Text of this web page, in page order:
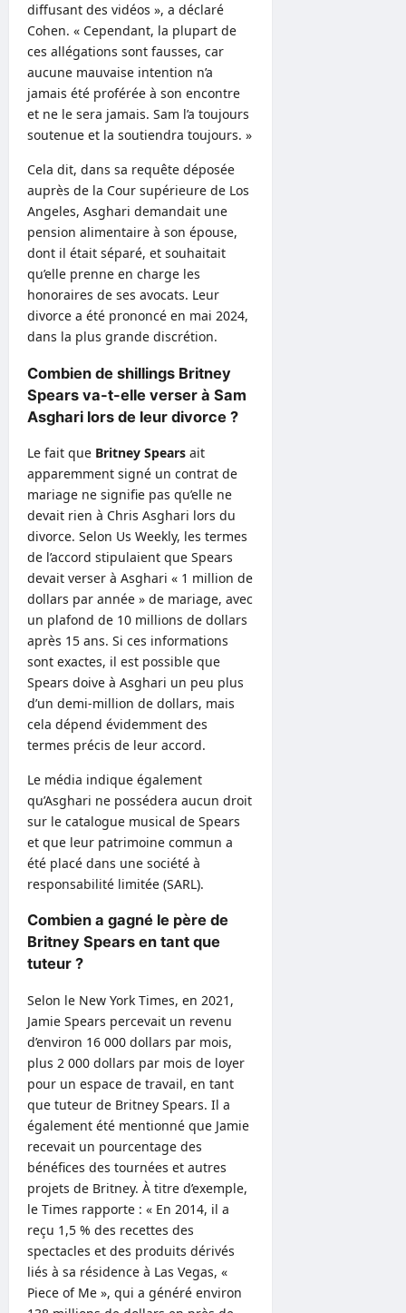
diffusant des vidéos », a déclaré
Cohen. « Cependant, la plupart de
ces allégations sont fausses, car
aucune mauvaise intention n’a
jamais été proférée à son encontre
et ne le sera jamais. Sam l’a toujours
soutenue et la soutiendra toujours. »
Cela dit, dans sa requête déposée
auprès de la Cour supérieure de Los
Angeles, Asghari demandait une
pension alimentaire à son épouse,
dont il était séparé, et souhaitait
qu’elle prenne en charge les
honoraires de ses avocats. Leur
divorce a été prononcé en mai 2024,
dans la plus grande discrétion.
Combien de shillings Britney
Spears va-t-elle verser à Sam
Asghari lors de leur divorce ?
Le fait que Britney Spears ait
apparemment signé un contrat de
mariage ne signifie pas qu’elle ne
devait rien à Chris Asghari lors du
divorce. Selon Us Weekly, les termes
de l’accord stipulaient que Spears
devait verser à Asghari « 1 million de
dollars par année » de mariage, avec
un plafond de 10 millions de dollars
après 15 ans. Si ces informations
sont exactes, il est possible que
Spears doive à Asghari un peu plus
d’un demi-million de dollars, mais
cela dépend évidemment des
termes précis de leur accord.
Le média indique également
qu’Asghari ne possédera aucun droit
sur le catalogue musical de Spears
et que leur patrimoine commun a
été placé dans une société à
responsabilité limitée (SARL).
Combien a gagné le père de
Britney Spears en tant que
tuteur ?
Selon le New York Times, en 2021,
Jamie Spears percevait un revenu
d’environ 16 000 dollars par mois,
plus 2 000 dollars par mois de loyer
pour un espace de travail, en tant
que tuteur de Britney Spears. Il a
également été mentionné que Jamie
recevait un pourcentage des
bénéfices des tournées et autres
projets de Britney. À titre d’exemple,
le Times rapporte : « En 2014, il a
reçu 1,5 % des recettes des
spectacles et des produits dérivés
liés à sa résidence à Las Vegas, «
Piece of Me », qui a généré environ